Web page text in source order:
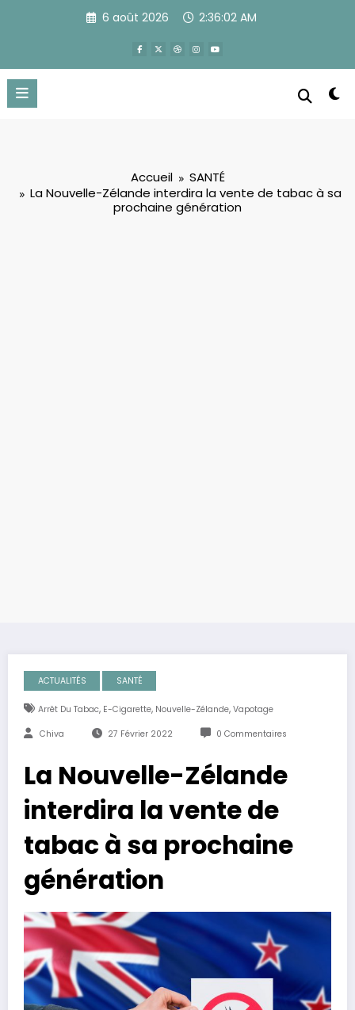
6 août 2026 2:36:02 AM
Accueil
SANTÉ
La Nouvelle-Zélande interdira la vente de tabac à sa
prochaine génération
ACTUALITÉS SANTÉ
Arrêt Du Tabac, E-Cigarette, Nouvelle-Zélande, Vapotage
Chiva 27 Février 2022 0 Commentaires
La Nouvelle-Zélande
interdira la vente de
tabac à sa prochaine
génération